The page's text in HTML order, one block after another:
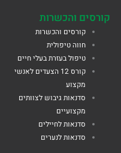
קורסים והכשרות
קורסים והכשרות
חווה טיפולית
טיפול בעזרת בעלי חיים
קורס 12 הצעדים לאנשי
מקצוע
סדנאות גיבוש לצוותים
מקצועיים
סדנאות לחיילים
סדנאות לנערים